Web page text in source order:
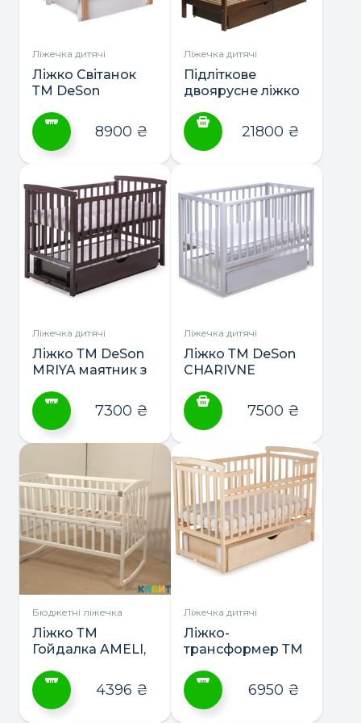
вибрати
сторінці
товару
Ліжечка дитячі
Ліжко Світанок
ТМ DeSon
маятник з
шухлядою)
має
кілька
варіантів.
Параметри
можна
вибрати
сторінці
товару
8900 ₴
Ліжечка дитячі
Підліткове
двоярусне ліжко
Tokyo з
шухлядою 190×80
21800 ₴
Ліжечка дитячі
Ліжко ТМ DeSon
MRIYA маятник з
має
кілька
варіантів.
Параметри
можна
вибрати
на
сторінці
товару
7300 ₴
Ліжечка дитячі
Ліжко ТМ DeSon
CHARIVNE
шухлядою7500 ₴
Бюджетні ліжечка
Ліжко ТМ
Гойдалка AMELI,
боковина 4396 ₴
Ліжечка дитячі
Ліжко-
трансформер ТМ
маятник з
шухлядою6950 ₴